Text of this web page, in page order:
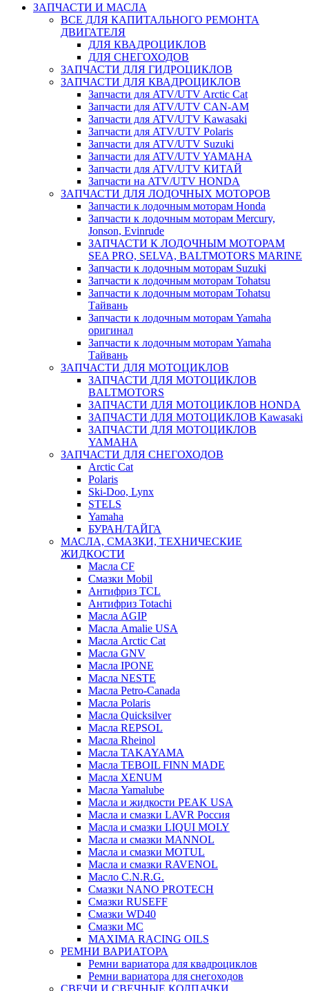
ЗАПЧАСТИ И МАСЛА
ВСЕ ДЛЯ КАПИТАЛЬНОГО РЕМОНТА
ДВИГАТЕЛЯ
ДЛЯ КВАДРОЦИКЛОВ
ДЛЯ СНЕГОХОДОВ
ЗАПЧАСТИ ДЛЯ ГИДРОЦИКЛОВ
ЗАПЧАСТИ ДЛЯ КВАДРОЦИКЛОВ
Запчасти для ATV/UTV Arctic Cat
Запчасти для ATV/UTV CAN-AM
Запчасти для ATV/UTV Kawasaki
Запчасти для ATV/UTV Polaris
Запчасти для ATV/UTV Suzuki
Запчасти для ATV/UTV YAMAHA
Запчасти для ATV/UTV КИТАЙ
Запчасти на ATV/UTV HONDA
ЗАПЧАСТИ ДЛЯ ЛОДОЧНЫХ МОТОРОВ
Запчасти к лодочным моторам Honda
Запчасти к лодочным моторам Mercury,
Jonson, Evinrude
ЗАПЧАСТИ К ЛОДОЧНЫМ МОТОРАМ
SEA PRO, SELVA, BALTMOTORS MARINE
Запчасти к лодочным моторам Suzuki
Запчасти к лодочным моторам Tohatsu
Запчасти к лодочным моторам Tohatsu
Тайвань
Запчасти к лодочным моторам Yamaha
оригинал
Запчасти к лодочным моторам Yamaha
Тайвань
ЗАПЧАСТИ ДЛЯ МОТОЦИКЛОВ
ЗАПЧАСТИ ДЛЯ МОТОЦИКЛОВ
BALTMOTORS
ЗАПЧАСТИ ДЛЯ МОТОЦИКЛОВ HONDA
ЗАПЧАСТИ ДЛЯ МОТОЦИКЛОВ Kawasaki
ЗАПЧАСТИ ДЛЯ МОТОЦИКЛОВ
YAMAHA
ЗАПЧАСТИ ДЛЯ СНЕГОХОДОВ
Arctic Cat
Polaris
Ski-Doo, Lynx
STELS
Yamaha
БУРАН/ТАЙГА
МАСЛА, СМАЗКИ, ТЕХНИЧЕСКИЕ
ЖИДКОСТИ
Масла CF
Смазки Mobil
Антифриз TCL
Антифриз Totachi
Масла AGIP
Масла Amalie USA
Масла Arctic Cat
Масла GNV
Масла IPONE
Масла NESTE
Масла Petro-Canada
Масла Polaris
Масла Quicksilver
Масла REPSOL
Масла Rheinol
Масла TAKAYAMA
Масла TEBOIL FINN MADE
Масла XENUM
Масла Yamalube
Масла и жидкости PEAK USA
Масла и смазки LAVR Россия
Масла и смазки LIQUI MOLY
Масла и смазки MANNOL
Масла и смазки MOTUL
Масла и смазки RAVENOL
Масло C.N.R.G.
Смазки NANO PROTECH
Смазки RUSEFF
Смазки WD40
Смазки МС
MAXIMA RACING OILS
РЕМНИ ВАРИАТОРА
Ремни вариатора для квадроциклов
Ремни вариатора для снегоходов
СВЕЧИ И СВЕЧНЫЕ КОЛПАЧКИ